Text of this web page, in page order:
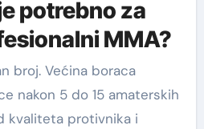
potrebno za
MMA?
broj. Većina boraca
nakon 5 do 15 amaterskih
kvaliteta protivnika i